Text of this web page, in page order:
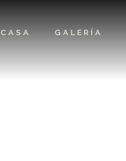
CASA GALERÍA